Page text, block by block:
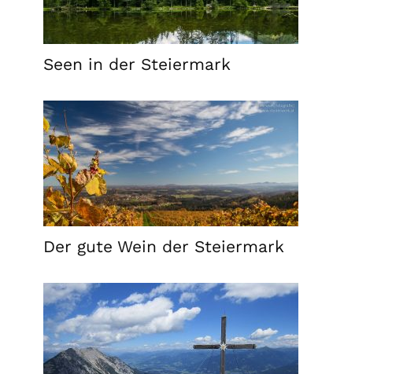
Seen in der Steiermark
Der gute Wein der Steiermark